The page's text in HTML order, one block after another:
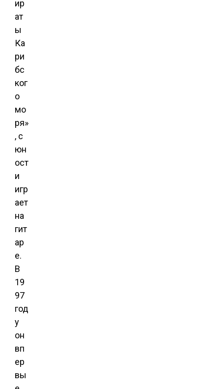
ир
ат
ы
Ка
ри
бс
ког
о
мо
ря»
, с
юн
ост
и
игр
ает
на
гит
ар
е.
В
19
97
год
у
он
вп
ер
вы